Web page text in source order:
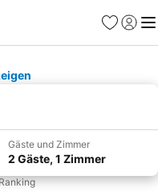
Favoriten
Gäste und Zimmer
2 Gäste, 1 Zimmer